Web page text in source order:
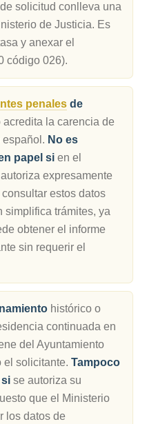
solicitud conlleva una
de Justicia. Es
y anexar el
código 026).
penalesde
la carencia de
español. No es
papel sien el
expresamente
estos datos
simplifica trámites, ya
obtener el informe
sin requerir el
histórico o
continuada en
del Ayuntamiento
el solicitante. Tampoco
se autoriza su
que el Ministerio
los datos de